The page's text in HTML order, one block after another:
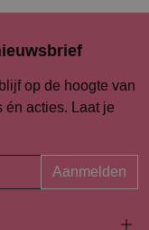
op de hoogte van
acties. Laat je
Aanmelden